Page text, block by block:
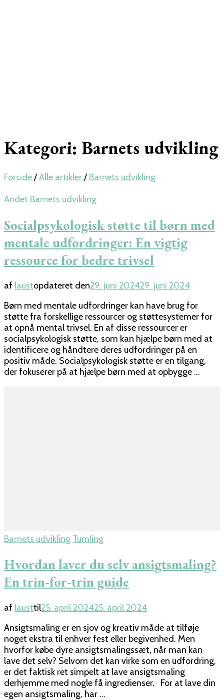
Kategori: Barnets udvikling
Forside/Alle artikler/ Barnets udvikling
Andet Barnets udvikling
Socialpsykologisk støtte til børn med
mentale udfordringer: En vigtig
ressource for bedre trivsel
af laustopdateret den29. juni 202429. juni 2024
Børn med mentale udfordringer kan have brug for
støtte fra forskellige ressourcer og støttesystemer for
at opnå mental trivsel. En af disse ressourcer er
socialpsykologisk støtte, som kan hjælpe børn med at
identificere og håndtere deres udfordringer på en
positiv måde. Socialpsykologisk støtte er en tilgang,
der fokuserer på at hjælpe børn med at opbygge …
Barnets udvikling Tumling
Hvordan laver du selv ansigtsmaling?
En trin-for-trin guide
af lausttil25. april 202425. april 2024
Ansigtsmaling er en sjov og kreativ måde at tilføje
noget ekstra til enhver fest eller begivenhed. Men
hvorfor købe dyre ansigtsmalingssæt, når man kan
lave det selv? Selvom det kan virke som en udfordring,
er det faktisk ret simpelt at lave ansigtsmaling
derhjemme med nogle få ingredienser. For at lave din
egen ansigtsmaling, har …